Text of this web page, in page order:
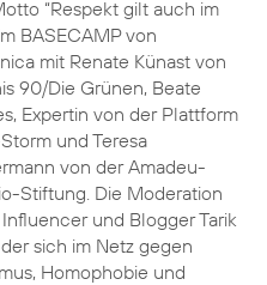
“Respekt gilt auch im
BASECAMP von
mit Renate Künast von
90/Die Grünen, Beate
Expertin von der Plattform
und Teresa
von der Amadeu-
Stiftung. Die Moderation
und Blogger Tarik
sich im Netz gegen
Homophobie und